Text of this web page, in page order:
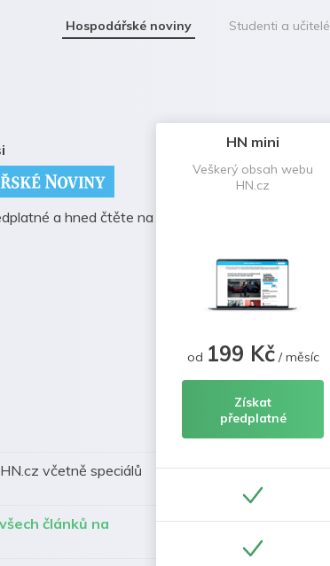
Hospodářské noviny Studenti a učitelé
a hned čtěte na
včetně speciálů
článků na
HN mini
Veškerý obsah webu
HN.cz
od 199 Kč/ měsíc
Získat
předplatné